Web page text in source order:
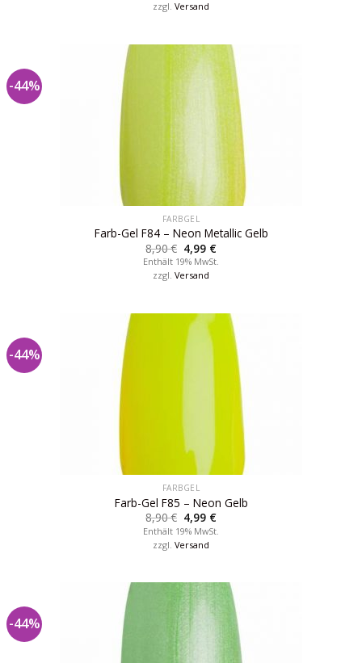
zzgl. Versand
-44%
FARBGEL
Farb-Gel F84 – Neon Metallic Gelb
8,90€ 4,99 €
Enthält 19% MwSt.
zzgl. Versand
-44%
FARBGEL
Farb-Gel F85 – Neon Gelb
8,90€ 4,99 €
Enthält 19% MwSt.
zzgl. Versand
-44%